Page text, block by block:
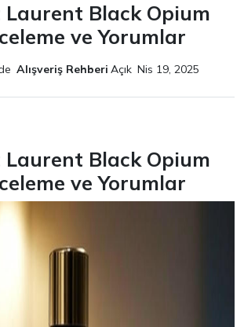
Laurent Black Opium
ve Yorumlar
Alışveriş Rehberi Açık Nis 19, 2025
Laurent Black Opium
ve Yorumlar